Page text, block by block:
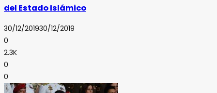
del Estado Islámico
30/12/201930/12/2019
0
2.3K
0
0